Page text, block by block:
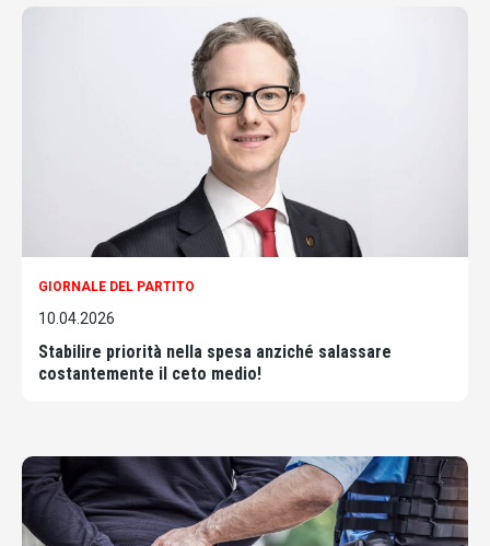
GIORNALE DEL PARTITO
10.04.2026
Stabilire priorità nella spesa anziché salassare
costantemente il ceto medio!